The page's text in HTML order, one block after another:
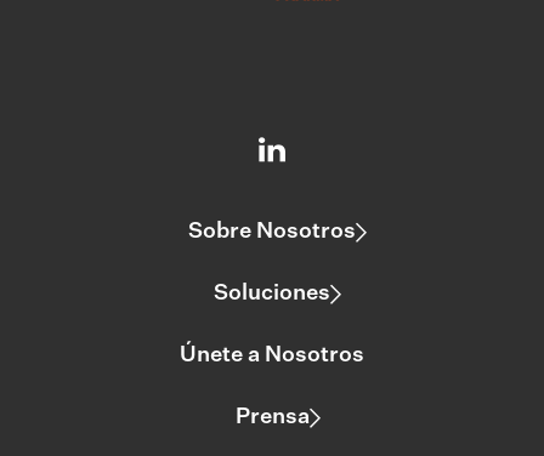
Sobre Nosotros
Soluciones
Únete a Nosotros
Prensa